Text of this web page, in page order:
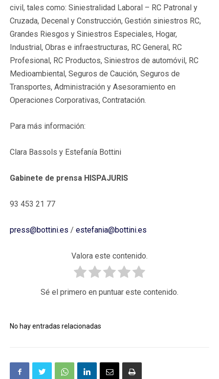
civil, tales como: Siniestralidad Laboral – RC Patronal y
Cruzada, Decenal y Construcción, Gestión siniestros RC,
Grandes Riesgos y Siniestros Especiales, Hogar,
Industrial, Obras e infraestructuras, RC General, RC
Profesional, RC Productos, Siniestros de automóvil, RC
Medioambiental, Seguros de Caución, Seguros de
Transportes, Administración y Asesoramiento en
Operaciones Corporativas, Contratación.
Para más información:
Clara Bassols y Estefanía Bottini
Gabinete de prensa HISPAJURIS
93 453 21 77
press@bottini.es / estefania@bottini.es
Valora este contenido.
Sé el primero en puntuar este contenido.
No hay entradas relacionadas